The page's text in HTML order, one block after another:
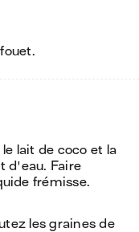
.
lait de coco et la
d'eau. Faire
frémisse.
les graines de